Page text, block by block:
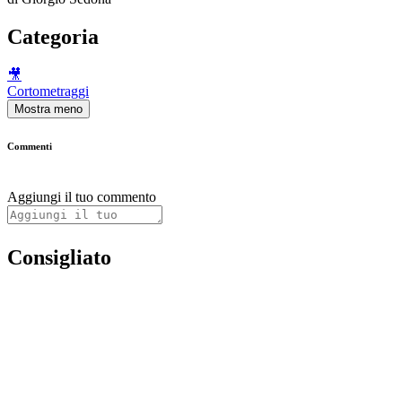
Categoria
🎥
Cortometraggi
Mostra meno
Commenti
Aggiungi il tuo commento
Consigliato